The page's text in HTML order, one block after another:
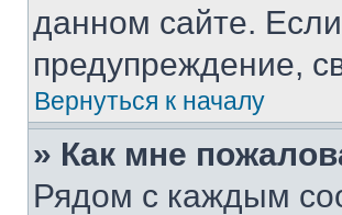
данном сайте.
предупреждение,
Вернуться к началу
» Как мне
Рядом с каждым